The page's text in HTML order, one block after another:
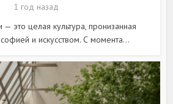
1 год назад
это целая культура, пронизанная
и искусством. С момента...